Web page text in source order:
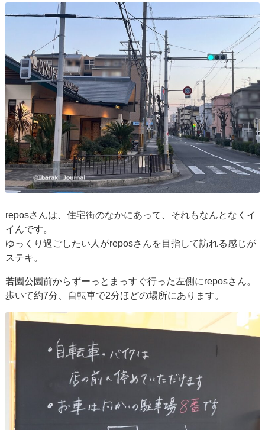
reposさんは、住宅街のなかにあって、それもなんとなくイ
イんです。
ゆっくり過ごしたい人がreposさんを目指して訪れる感じが
ステキ。
若園公園前からずーっとまっすぐ行った左側にreposさん。
歩いて約7分、自転車で2分ほどの場所にあります。